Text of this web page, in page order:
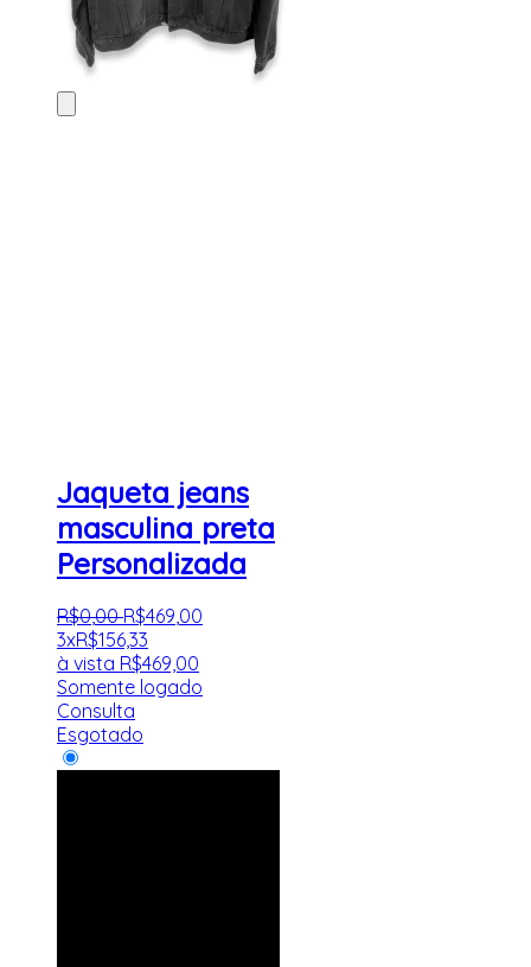
Jaqueta jeans
masculina preta
Personalizada
R$0,00 R$469,00
3xR$156,33
à vista R$469,00
Somente logado
Consulta
Esgotado